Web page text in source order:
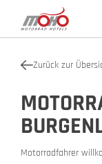
Zurück zur
Motorradfahrer